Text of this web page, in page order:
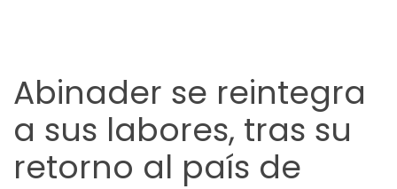
Abinader se reintegra
a sus labores, tras su
retorno al país de